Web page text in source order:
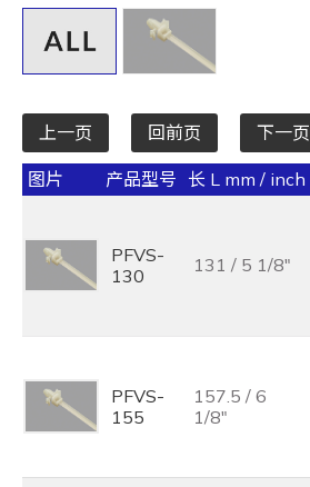
宽 W mm / inch
全选
承受力 lbs/kgf/N
全选
最大束线径 (mm)
全选
基板厚度 (mm)
上一页 回前页 下一页
图片 产品型号 长 L mm / inch
PFVS-
130
131 / 5 1/8"
PFVS-
155
157.5 / 6
1/8"